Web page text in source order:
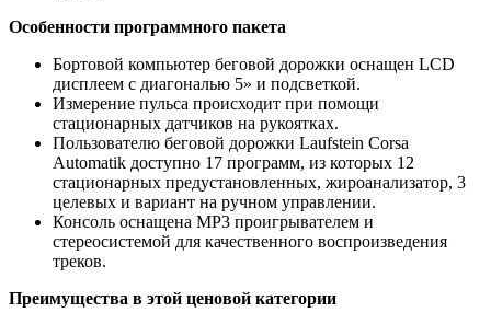
Особенности программного пакета
Бортовой компьютер беговой дорожки оснащен LCD
дисплеем с диагональю 5» и подсветкой.
Измерение пульса происходит при помощи
стационарных датчиков на рукоятках.
Пользователю беговой дорожки Laufstein Corsa
Automatik доступно 17 программ, из которых 12
стационарных предустановленных, жироанализатор, 3
целевых и вариант на ручном управлении.
Консоль оснащена MP3 проигрывателем и
стереосистемой для качественного воспроизведения
треков.
Преимущества в этой ценовой категории